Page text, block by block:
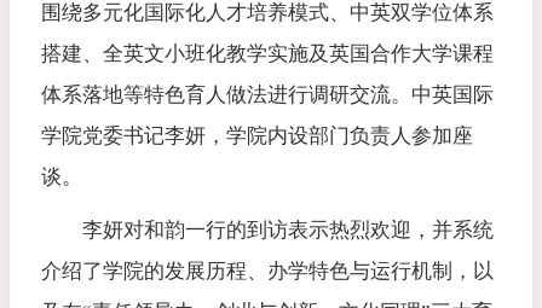
围绕多元化国际化人才培养模式、中英双学位体系
搭建、全英文小班化教学实施及英国合作大学课程
体系落地等特色育人做法进行调研交流。中英国际
学院党委书记李妍，学院内设部门负责人参加座
谈。
李妍对和韵一行的到访表示热烈欢迎，并系统
介绍了学院的发展历程、办学特色与运行机制，以